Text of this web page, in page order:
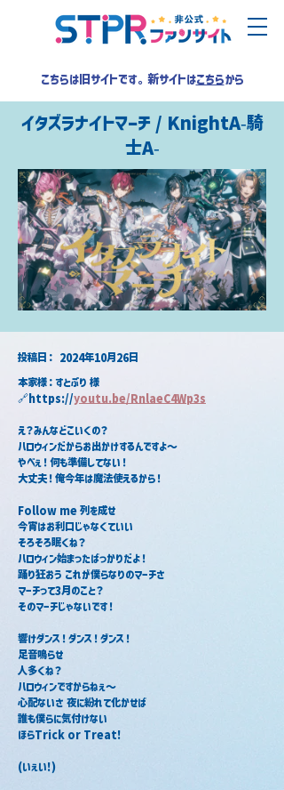
こちらは旧サイトです。新サイトはこちらから
イタズラナイトマーチ / KnightA-騎
士A-
2024年10月26日
​投稿日：
本家様：すとぷり 様
🔗https://youtu.be/RnlaeC4Wp3s
え？みんなどこいくの？
ハロウィンだからお出かけするんですよ～
やべぇ！何も準備してない！
大丈夫！俺今年は魔法使えるから！
Follow me 列を成せ
今宵はお利口じゃなくていい
そろそろ眠くね？
ハロウィン始まったばっかりだよ！
踊り狂おう これが僕らなりのマーチさ
マーチって3月のこと？
そのマーチじゃないです！
響けダンス！ダンス！ダンス！
足音鳴らせ
人多くね？
ハロウィンですからねぇ～
心配ないさ 夜に紛れて化かせば
誰も僕らに気付けない
ほらTrick or Treat!
(いぇい!)